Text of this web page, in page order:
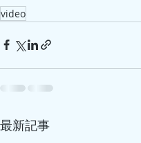
video
最新記事